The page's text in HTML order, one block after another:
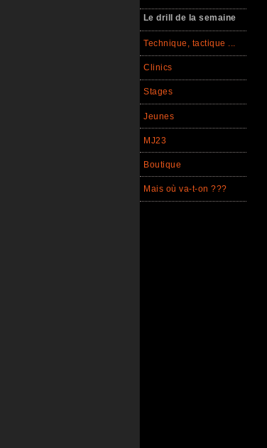
Le drill de la semaine
Technique, tactique ...
Clinics
Stages
Jeunes
MJ23
Boutique
Mais où va-t-on ???